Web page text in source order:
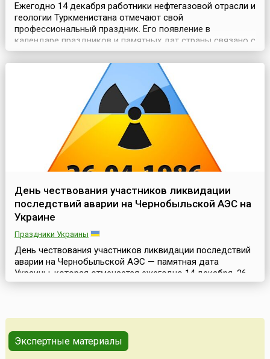
Ежегодно 14 декабря работники нефтегазовой отрасли и
геологии Туркменистана отмечают свой
профессиональный праздник. Его появление в
календаре праздников и памятных дат страны связано с
важным экономическим событием 2009 года,
затрагивающим нефтегазовый комплекс государства.
Именно тогда был введен в эксплуатацию газопровод
«Туркменистан-Китай». Важное экономическое
соглашение о строительстве ...
День чествования участников ликвидации
последствий аварии на Чернобыльской АЭС на
Украине
Праздники Украины
День чествования участников ликвидации последствий
аварии на Чернобыльской АЭС — памятная дата
Украины, которая отмечается ежегодно 14 декабря. 26
апреля 1986 года произошла одна из крупнейших аварий
празднования мужества, самоотверженности и
высокого профессионализма участников ликвидации
последствий авари...
Экспертные материалы